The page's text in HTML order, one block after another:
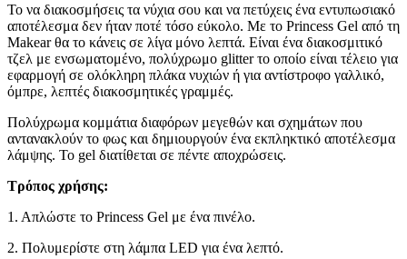
Το να διακοσμήσεις τα νύχια σου και να πετύχεις ένα εντυπωσιακό
αποτέλεσμα δεν ήταν ποτέ τόσο εύκολο. Με το Princess Gel από τη
Makear θα το κάνεις σε λίγα μόνο λεπτά. Είναι ένα διακοσμιτικό
τζελ με ενσωματομένο, πολύχρωμο glitter το οποίο είναι τέλειο για
εφαρμογή σε ολόκληρη πλάκα νυχιών ή για αντίστροφο γαλλικό,
όμπρε, λεπτές διακοσμητικές γραμμές.
Πολύχρωμα κομμάτια διαφόρων μεγεθών και σχημάτων που
αντανακλούν το φως και δημιουργούν ένα εκπληκτικό αποτέλεσμα
λάμψης. Το gel διατίθεται σε πέντε αποχρώσεις.
Τρόπος χρήσης:
1. Απλώστε το Princess Gel με ένα πινέλο.
2. Πολυμερίστε στη λάμπα LED για ένα λεπτό.